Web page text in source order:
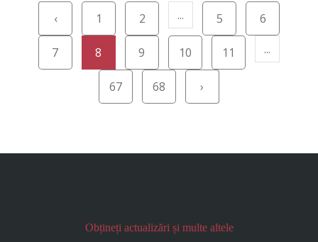
‹ 1 2 ... 5 6
7 8 9 10 11 ...
67 68 ›
Obțineți actualizări și multe altele